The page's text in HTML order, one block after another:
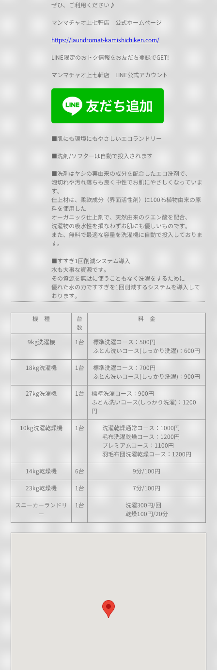
ぜひ、ご利用ください♪
マンマチャオ上七軒店 公式ホームページ
https://laundromat-kamishichiken.com/
LINE限定のおトク情報をお友だち登録でGET!
マンマチャオ上七軒店 LINE公式アカウント
■肌にも環境にもやさしいエコランドリー
■洗剤/ソフターは自動で投入されます
■洗剤はヤシの実由来の成分を配合したエコ洗剤で、
泡切れや汚れ落ちも良く中性でお肌にやさしくなっていま
す。
仕上材は、柔軟成分（界面活性剤）に100％植物由来の原
料を使用した
オーガニック仕上剤で、天然由来のクエン酸を配合、
洗濯物の吸水性を損なわずお肌にも優しいものです。
また、無料で最適な容量を洗濯機に自動で投入しておりま
す。
■すすぎ1回削減システム導入
水も大事な資源です。
その資源を無駄に使うこともなく洗濯をするために
優れた水の力ですすぎを1回削減するシステムを導入して
おります。
機 種
台
数
料 金
9kg洗濯機 1台
標準洗濯コース：500円
ふとん洗いコース(しっかり洗濯)：600円
18kg洗濯機 1台
標準洗濯コース：700円
ふとん洗いコース(しっかり洗濯)：900円
27kg洗濯機 1台
標準洗濯コース：900円
ふとん洗いコース(しっかり洗濯)：1200
円
10kg洗濯乾燥機 1台
洗濯乾燥通常コース：1000円
毛布洗濯乾燥コース：1200円
プレミアムコース：1100円
羽毛布団洗濯乾燥コース：1200円
14kg乾燥機 6台 9分/100円
23kg乾燥機 1台 7分/100円
スニーカーランドリ
ー
1台
洗濯300円/回
乾燥100円/20分